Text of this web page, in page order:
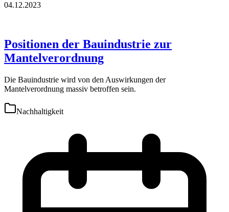
04.12.2023
Positionen der Bauindustrie zur
Mantelverordnung
Die Bauindustrie wird von den Auswirkungen der
Mantelverordnung massiv betroffen sein.
Nachhaltigkeit